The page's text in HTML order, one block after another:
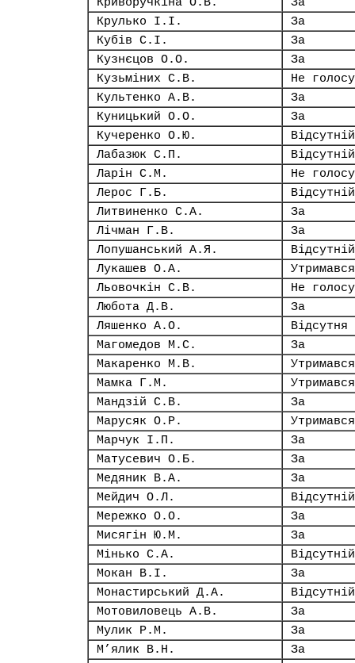
Крулько І.І.
За
Кубів С.І.
За
Кузнєцов О.О.
За
Кузьміних С.В.
Не
Культенко А.В.
За
Куницький О.О.
За
Кучеренко О.Ю.
Відсутній
Лабазюк С.П.
Відсутній
Ларін С.М.
Не
Лерос Г.Б.
Відсутній
Литвиненко С.А.
За
Лічман Г.В.
За
Лопушанський А.Я.
Відсутній
Лукашев О.А.
Утримався
Льовочкін С.В.
Не
Любота Д.В.
За
Ляшенко А.О.
Відсутня
Магомедов М.С.
За
Макаренко М.В.
Утримався
Мамка Г.М.
Утримався
Мандзій С.В.
За
Марусяк О.Р.
Утримався
Марчук І.П.
За
Матусевич О.Б.
За
Медяник В.А.
За
Мейдич О.Л.
Відсутній
Мережко О.О.
За
Мисягін Ю.М.
За
Мінько С.А.
Відсутній
Мокан В.І.
За
Монастирський Д.А.
Відсутній
Мотовиловець А.В.
За
Мулик Р.М.
За
М’ялик В.Н.
За